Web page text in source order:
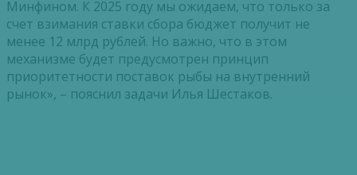
Минфином. К 2025 году мы ожидаем, что только за
счет взимания ставки сбора бюджет получит не
менее 12 млрд рублей. Но важно, что в этом
механизме будет предусмотрен принцип
приоритетности поставок рыбы на внутренний
рынок», – пояснил задачи Илья Шестаков.